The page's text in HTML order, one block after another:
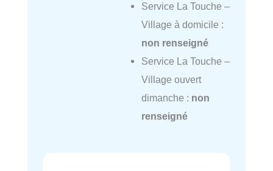
Service La Touche –
Village à domicile :
non renseigné
Service La Touche –
Village ouvert
dimanche : non
renseigné